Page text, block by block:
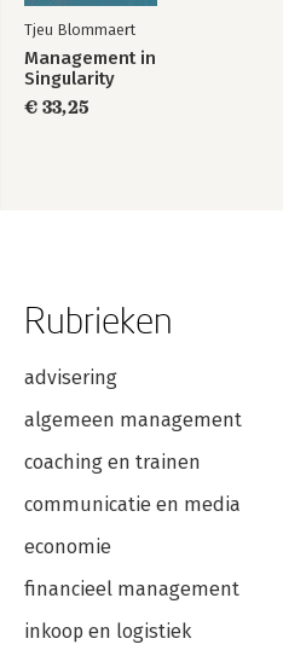
Tjeu Blommaert
Management in
Singularity
€ 33,25
Rubrieken
advisering
algemeen management
coaching en trainen
communicatie en media
economie
financieel management
inkoop en logistiek